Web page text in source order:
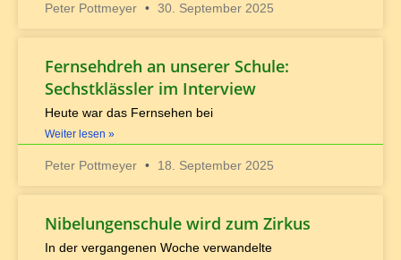
Peter Pottmeyer 30. September 2025
Fernsehdreh an unserer Schule:
Sechstklässler im Interview
Heute war das Fernsehen bei
Weiter lesen »
Peter Pottmeyer 18. September 2025
Nibelungenschule wird zum Zirkus
In der vergangenen Woche verwandelte